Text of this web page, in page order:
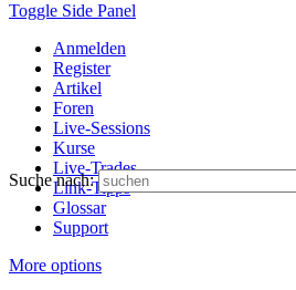
Toggle Side Panel
Anmelden
Register
Artikel
Foren
Live-Sessions
Kurse
Live-Trades
Link-Tipps
Glossar
Support
More options
Suche nach: